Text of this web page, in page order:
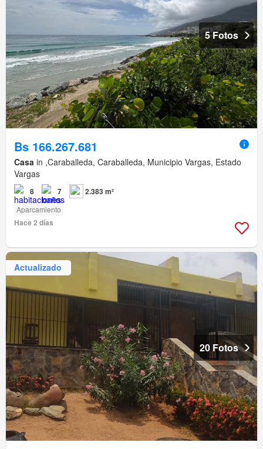
5 Fotos
Bs 166.267.681
Casa in ,Caraballeda, Caraballeda, Municipio Vargas, Estado
Vargas
8 7 2.383 m²
Aparcamiento
Hace 2 días
Actualizado
20 Fotos